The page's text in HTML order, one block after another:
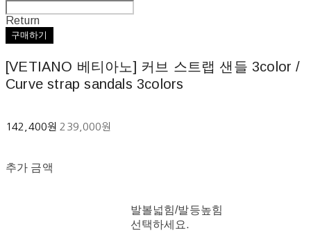
Return
구매하기
[VETIANO 베티아노] 커브 스트랩 샌들 3color /
Curve strap sandals 3colors
142,400원 239,000원
추가 금액
발볼넓힘/발등높힘
선택하세요.